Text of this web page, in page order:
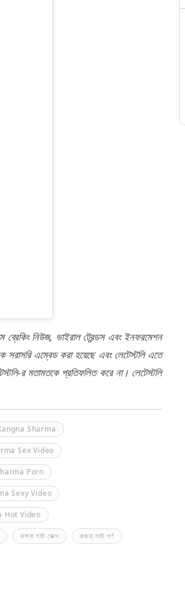
ব্রেকিং নিউজ, ভাইরাল ট্রেন্ডস এবং ইনফরমেশন
সরাসরি এম্বেড করা হয়েছে এবং লেটেস্টলি এতে
র মতামতকে প্রতিফলিত করে না। লেটেস্টলি
Sharma
Sex Video
Porn
Sexy Video
Hot Video
কঙ্গনা শর্মা সেক্স কঙ্গনা শর্মা পর্ণ